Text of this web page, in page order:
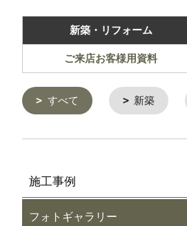
新築・リフォーム
ご来店お客様用資料
すべて 新築
施工事例
フォトギャラリー